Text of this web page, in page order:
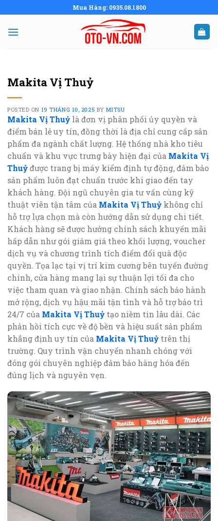
to
content
Mua Hàng: 0935.08.1800
Makita Vị Thuỷ
POSTED ON 19 THÁNG 10, 2025 BY MITSU
Makita Vị Thuỷ là đơn vị phân phối ủy quyền và
điểm bán lẻ uy tín, đồng thời là địa chỉ cung cấp sản
phẩm đa ngành chất lượng. Hệ thống nhà kho tiêu
chuẩn và khu vực trưng bày hiện đại của Makita Vị
Thuỷđược trang bị máy kiểm định tự động, đảm bảo
sản phẩm luôn đạt chuẩn trước khi giao đến tay
khách hàng. Đội ngũ chuyên gia tư vấn cùng kỹ
thuật viên tận tâm của Makita Vị Thuỷ không chỉ
hỗ trợ lựa chọn mà còn hướng dẫn sử dụng chi tiết.
Khách hàng sẽ được hưởng chính sách khuyến mãi
hấp dẫn như gói giảm giá theo khối lượng, voucher
dịch vụ và chương trình tích điểm đổi quà độc
quyền. Tọa lạc tại vị trí kim cương bên tuyến đường
chính, cửa hàng mang lại sự thuận lợi tối đa cho
việc tham quan và giao nhận. Chính sách bảo hành
mở rộng, dịch vụ hậu mãi tận tình và hỗ trợ bảo trì
24/7 của Makita Vị Thuỷ tạo niềm tin lâu dài. Các
phản hồi tích cực về độ bền và hiệu suất sản phẩm
khẳng định uy tín của Makita Vị Thuỷ trên thị
trường. Quy trình vận chuyển nhanh chóng với
đóng gói chuyên nghiệp đảm bảo hàng hóa đến
đúng lịch và nguyên vẹn.